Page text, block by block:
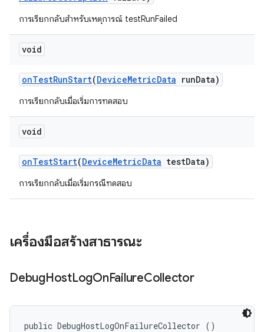
การเรียกกลับสำหรับเหตุการณ์ testRunFailed
void
onTestRunStart(DeviceMetricData runData)
การเรียกกลับเมื่อเริ่มการทดสอบ
void
onTestStart(DeviceMetricData testData)
การเรียกกลับเมื่อเริ่มกรณีทดสอบ
เครื่องมือสร้างสาธารณะ
DebugHostLogOnFailureCollector
public DebugHostLogOnFailureCollector ()